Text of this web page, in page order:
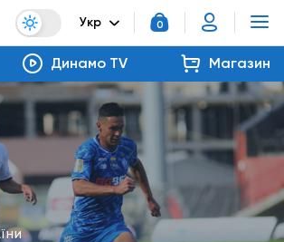
Укр 0
Динамо TV Магазин